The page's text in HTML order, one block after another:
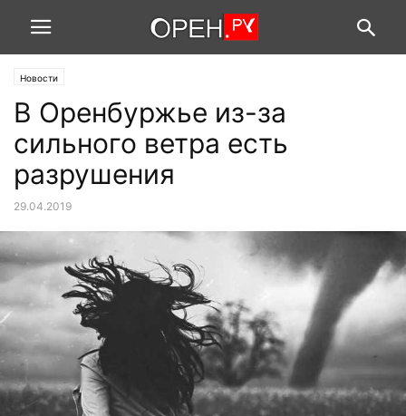
Новости
В Оренбуржье из-за
сильного ветра есть
разрушения
29.04.2019